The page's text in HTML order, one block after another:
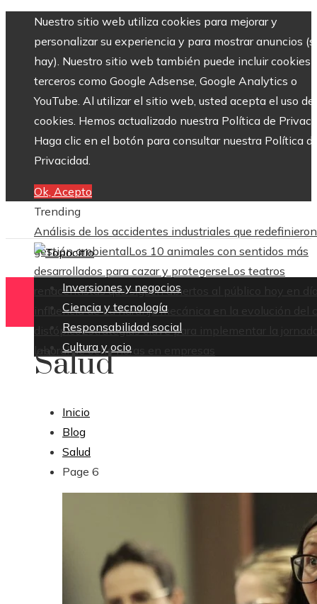
Nuestro sitio web utiliza cookies para mejorar y
personalizar su experiencia y para mostrar anuncios
hay). Nuestro sitio web también puede incluir cookies
terceros como Google Adsense, Google Analytics o
YouTube. Al utilizar el sitio web, usted acepta el uso de
cookies. Hemos actualizado nuestra Política de
Haga clic en el botón para consultar nuestra Política
Privacidad.
Ok, Acepto
Trending
Análisis de los accidentes industriales que
gestión ambientalLos 10 animales con sentidos más
desarrollados para cazar y protegerseLos teatros
renacentistas que siguen abiertos al público hoy en
influencia de La naranja mecánica en la evolución del
distópicoEstrategias clave para implementar la
laboral de ocho horas en empresas
Inversiones y negocios
Ciencia y tecnología
Responsabilidad social
Cultura y ocio
Salud
Inicio
Blog
Salud
Page 6